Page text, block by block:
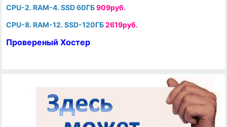
CPU-2. RAM-4. SSD 60ГБ909руб.
CPU-8. RAM-12. SSD-120ГБ2619руб.
Провереный Хостер